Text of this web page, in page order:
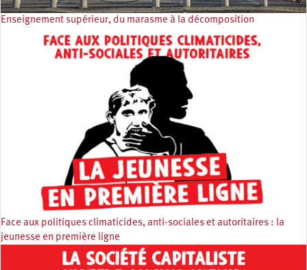
Enseignement supérieur, du marasme à la décomposition
Face aux politiques climaticides, anti-sociales et autoritaires : la
jeunesse en première ligne